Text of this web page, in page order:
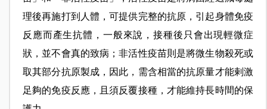
理後再施打到人體，可提供完整的抗原，引起身體免疫
反應而產生抗體，一般來說，接種後只會出現輕微症
狀，並不會真的致病；非活性疫苗則是將微生物殺死或
取其部分抗原製成，因此，需含相當的抗原量才能剌激
足夠的免疫反應，且須反覆接種，才能維持長時間的保